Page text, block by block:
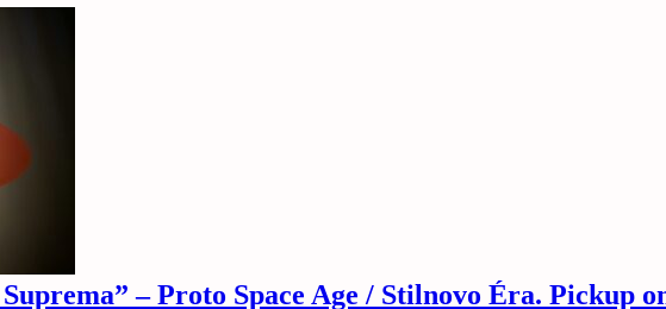
– Proto Space Age / Stilnovo Éra. Pickup